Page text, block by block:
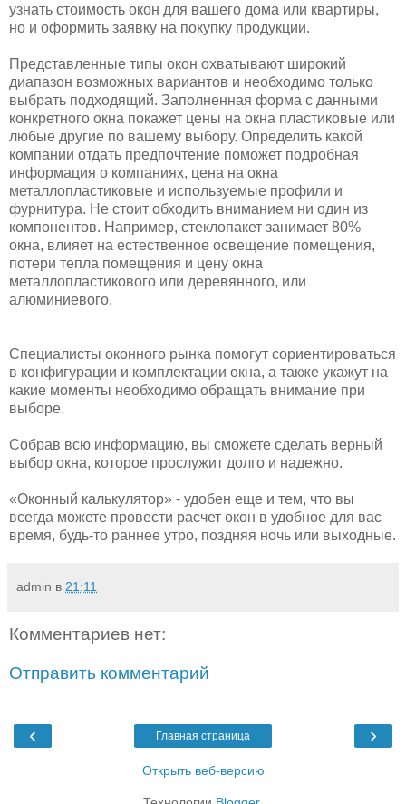
узнать стоимость окон для вашего дома или квартиры,
но и оформить заявку на покупку продукции.
Представленные типы окон охватывают широкий
диапазон возможных вариантов и необходимо только
выбрать подходящий. Заполненная форма с данными
конкретного окна покажет цены на окна пластиковые или
любые другие по вашему выбору. Определить какой
компании отдать предпочтение поможет подробная
информация о компаниях, цена на окна
металлопластиковые и используемые профили и
фурнитура. Не стоит обходить вниманием ни один из
компонентов. Например, стеклопакет занимает 80%
окна, влияет на естественное освещение помещения,
потери тепла помещения и цену окна
металлопластикового или деревянного, или
алюминиевого.
Специалисты оконного рынка помогут сориентироваться
в конфигурации и комплектации окна, а также укажут на
какие моменты необходимо обращать внимание при
выборе.
Собрав всю информацию, вы сможете сделать верный
выбор окна, которое прослужит долго и надежно.
«Оконный калькулятор» - удобен еще и тем, что вы
всегда можете провести расчет окон в удобное для вас
время, будь-то раннее утро, поздняя ночь или выходные.
admin в 21:11
Комментариев нет:
Отправить комментарий
‹ ›
Главная страница
Открыть веб-версию